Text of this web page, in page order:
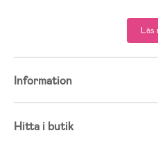
- Newborn Set passar från nyfödd
- Rekommenderad ålder: Från
Läs
Information
Hitta i butik